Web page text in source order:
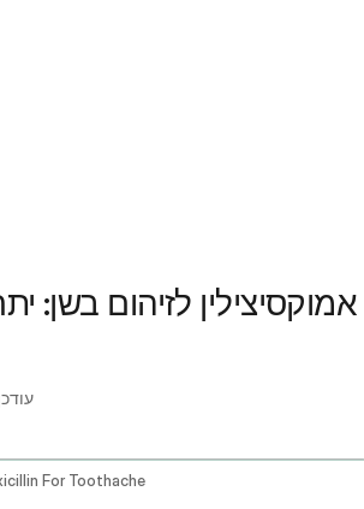
אמוקסיצילין לזיהום בשן:
For Toothache